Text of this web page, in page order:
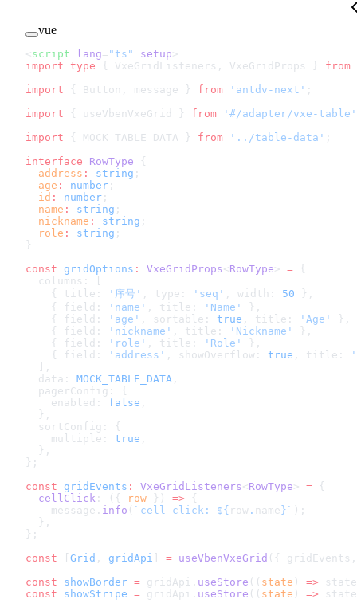
vue
< script lang= "ts" setup >
import type { VxeGridListeners, VxeGridProps } from
import { Button, message } from 'antdv-next' ;
import { useVbenVxeGrid } from '#/adapter/vxe-table'
import { MOCK_TABLE_DATA } from '../table-data' ;
interface RowType {
  address
: string ;
  age
: number ;
  id
: number ;
  name
: string ;
  nickname
: string ;
  role
: string ;
}
const gridOptions : VxeGridProps< RowType > = {
  columns: [
    { title:
'序号' , type: 'seq' , width: 50 },
    { field:
'name' , title: 'Name'
},
    { field:
'age' , sortable: true , title: 'Age'
},
    { field:
'nickname' , title: 'Nickname'
},
    { field:
'role' , title: 'Role'
},
    { field:
'address' , showOverflow: true , title:
  ],
  data:
MOCK_TABLE_DATA ,
  pagerConfig: {
    enabled:
false ,
  },
  sortConfig: {
    multiple:
true ,
  },
};
const gridEvents : VxeGridListeners< RowType > = {
  cellClick
: ({ row }) => {
    message.
info ( `cell-click: ${ row . name }` );
  },
};
const
Grid , gridApi = useVbenVxeGrid ({
const showBorder = gridApi. useStore (( state ) =>
const showStripe = gridApi. useStore (( state ) =>